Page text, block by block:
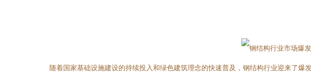
随着国家基础设施建设的持续投入和绿色建筑理念的快速普及，钢结构行业迎来了